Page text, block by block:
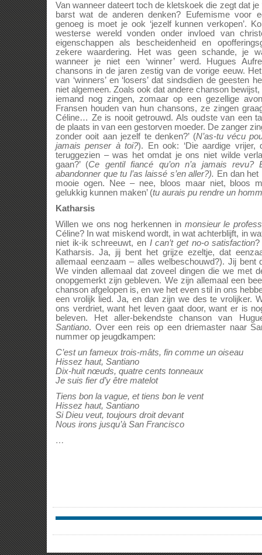
Van wanneer dateert toch de kletskoek die zegt dat je
barst wat de anderen denken? Eufemisme voor
genoeg is moet je ook ‘jezelf kunnen verkopen’.
westerse wereld vonden onder invloed van
eigenschappen als bescheidenheid en
zekere waardering. Het was geen schande, je
wanneer je niet een ‘winner’ werd. Hugues
chansons in de jaren zestig van de vorige eeuw.
van ‘winners’ en ‘losers’ dat sindsdien de geesten
niet algemeen. Zoals ook dat andere chanson
iemand nog zingen, zomaar op een gezellige
Fransen houden van hun chansons, ze zingen
Céline… Ze is nooit getrouwd. Als oudste van een
de plaats in van een gestorven moeder. De zanger
zonder ooit aan jezelf te denken?’ (N’as-tu vécu
jamais penser à toi?). En ook: ‘Die aardige vrijer,
teruggezien – was het omdat je ons niet wilde
gaan?’ (Ce gentil fiancé qu’on n’a jamais
abandonner que tu l’as laissé s’en aller?). En dan het
mooie ogen. Nee – nee, bloos maar niet, bloos
gelukkig kunnen maken’ (tu aurais pu rendre un
Katharsis
Willen we ons nog herkennen in monsieur le
Céline? In wat miskend wordt, in wat achterblijft, in
niet ik-ik schreeuwt, en I can’t get no-o satisfaction?
Katharsis. Ja, jij bent het grijze ezeltje, dat
allemaal eenzaam – alles welbeschouwd?). Jij bent
We vinden allemaal dat zoveel dingen die we met
onopgemerkt zijn gebleven. We zijn allemaal een
chanson afgelopen is, en we het even stil in ons
een vrolijk lied. Ja, en dan zijn we des te vrolijker.
ons verdriet, want het leven gaat door, want er is
beleven. Het aller-bekendste chanson van
Santiano. Over een reis op een driemaster naar
nummer op jeugdkampen:
C’est un fameux trois-mâts, fin comme un oiseau
Hissez haut, Santiano
Dix-huit nœuds, quatre cents tonneaux
Je suis fier d’y être matelot
Tiens bon la vague, et tiens bon le vent
Hissez haut, Santiano
Si Dieu veut, toujours droit devant
Nous irons jusqu’à San Francisco
…